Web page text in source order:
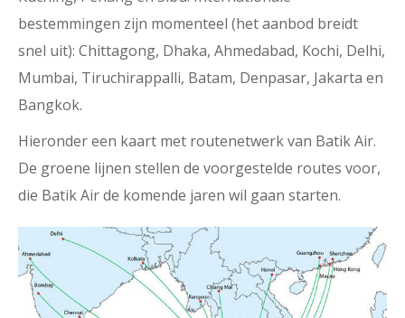
bestemmingen zijn momenteel (het aanbod breidt
snel uit): Chittagong, Dhaka, Ahmedabad, Kochi, Delhi,
Mumbai, Tiruchirappalli, Batam, Denpasar, Jakarta en
Bangkok.
Hieronder een kaart met routenetwerk van Batik Air.
De groene lijnen stellen de voorgestelde routes voor,
die Batik Air de komende jaren wil gaan starten.